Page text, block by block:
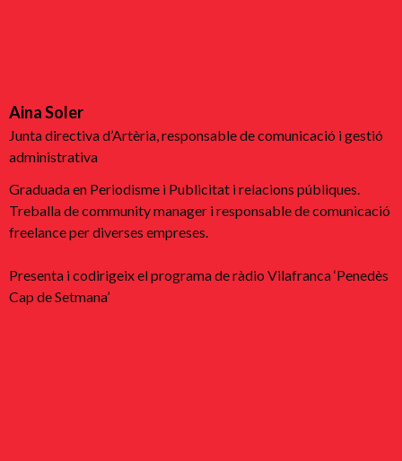
Aina Soler
Junta directiva d’Artèria, responsable de comunicació i gestió
administrativa
Graduada en Periodisme i Publicitat i relacions públiques.
Treballa de community manager i responsable de comunicació
freelance per diverses empreses.
Presenta i codirigeix el programa de ràdio Vilafranca ‘Penedès
Cap de Setmana’